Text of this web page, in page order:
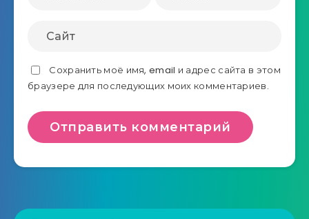
Сохранить моё имя, email и адрес сайта в этом
браузере для последующих моих комментариев.